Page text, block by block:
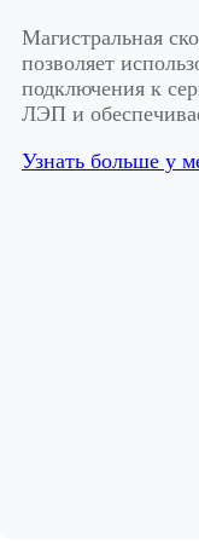
Магистральная
позволяет
подключения к
ЛЭП и
Узнать больше у